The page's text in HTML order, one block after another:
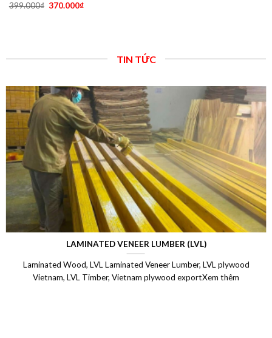
399.000₫ 370.000₫
TIN TỨC
LAMINATED VENEER LUMBER (LVL)
Laminated Wood, LVL Laminated Veneer Lumber, LVL plywood
Vietnam, LVL Timber, Vietnam plywood exportXem thêm